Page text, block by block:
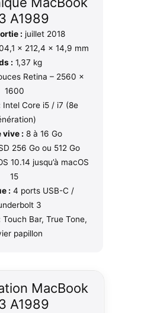
A1989
: juillet 2018
× 212,4 × 14,9 mm
: 1,37 kg
Retina – 2560 ×
1600
Intel Core i5 / i7 (8e
vive : 8 à 16 Go
256 Go ou 512 Go
10.14 jusqu’à macOS
15
: 4 ports USB-C /
3
Touch Bar, True Tone,
papillon
MacBook
A1989